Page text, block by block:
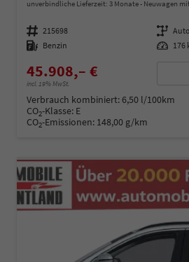
unverbindliche Lieferzeit: 3 Monate Neuwagen
Fahrzeugnummer 215698 Getriebe
Kraftstoff Benzin Leistung 176
45.908,– €
incl. 19% MwSt.
Verbrauch kombiniert:6,50 l/100km
CO2-Klasse: E
CO2-Emissionen: 148,00 g/km